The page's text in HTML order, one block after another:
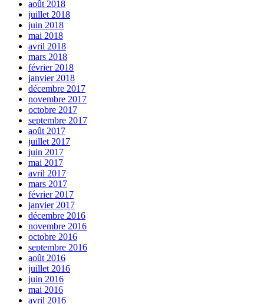
août 2018
juillet 2018
juin 2018
mai 2018
avril 2018
mars 2018
février 2018
janvier 2018
décembre 2017
novembre 2017
octobre 2017
septembre 2017
août 2017
juillet 2017
juin 2017
mai 2017
avril 2017
mars 2017
février 2017
janvier 2017
décembre 2016
novembre 2016
octobre 2016
septembre 2016
août 2016
juillet 2016
juin 2016
mai 2016
avril 2016